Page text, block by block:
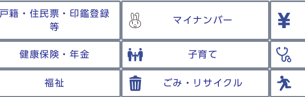
戸籍・住民票・印鑑登録
等
マイナンバー
健康保険・年金 子育て
福祉 ごみ・リサイクル